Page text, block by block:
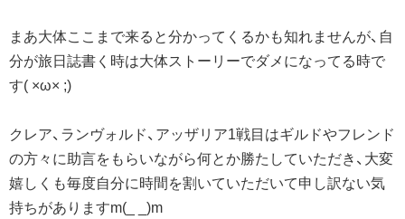
まあ大体ここまで来ると分かってくるかも知れませんが、自
分が旅日誌書く時は大体ストーリーでダメになってる時で
す( ×ω× ;)
クレア、ランヴォルド、アッザリア1戦目はギルドやフレンド
の方々に助言をもらいながら何とか勝たしていただき、大変
嬉しくも毎度自分に時間を割いていただいて申し訳ない気
持ちがありますm(_ _)m